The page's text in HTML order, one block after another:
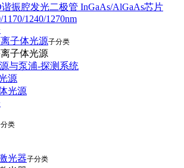
振腔发光二极管 InGaAs/AlGaAs芯片
1170/1240/1270nm
子体光源子分类
子体光源
与泵浦-探测系统
源
光源
类
光器子分类